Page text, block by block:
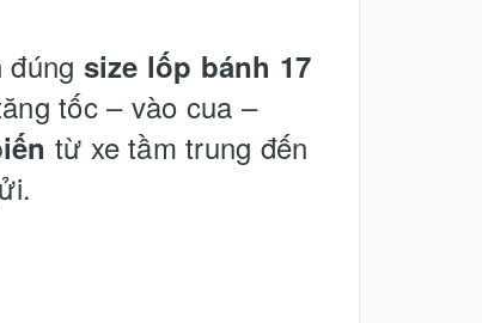
đúng size lốp bánh 17
tốc – vào cua –
từ xe tầm trung đến